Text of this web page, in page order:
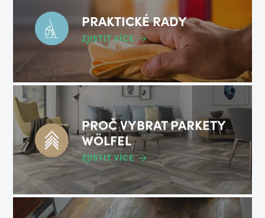
PRAKTICKÉ RADY
ZJISTIT VÍCE
PROČ VYBRAT PARKETY
WÖLFEL
ZJISTIT VÍCE